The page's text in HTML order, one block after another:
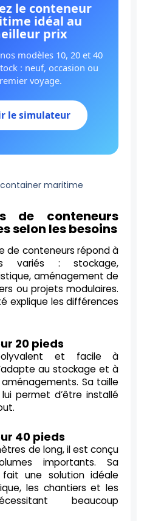
le conteneur
idéal au
prix
modèles 10, 20 et 40
: neuf, occasion ou
voyage.
le simulateur
de conteneurs
selon les besoins
de conteneurs répond à
variés : stockage,
aménagement de
ou projets modulaires.
explique les différences
20 pieds
et facile à
au stockage et à
Sa taille
permet d’être installé
40 pieds
de long, il est conçu
importants. Sa
une solution idéale
les chantiers et les
beaucoup